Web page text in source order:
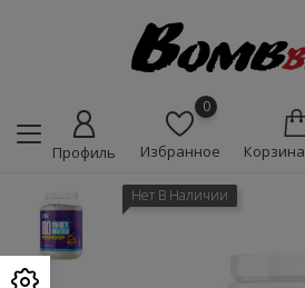
Профиль
0
Избранное Корзина
Нет В Наличии